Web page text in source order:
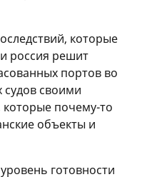
которые
россия решит
портов во
судов своими
почему-то
объекты и
готовности